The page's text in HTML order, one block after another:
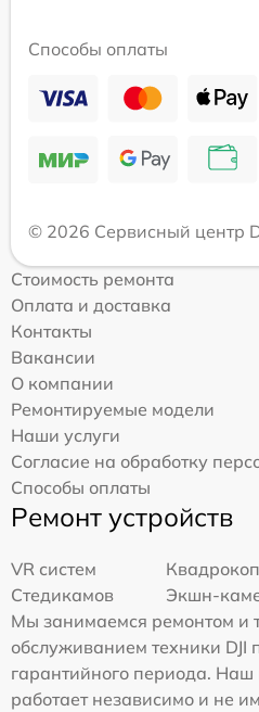
Способы оплаты
© 2026 Сервисный центр
Стоимость ремонта
Оплата и доставка
Контакты
Вакансии
О компании
Ремонтируемые модели
Наши услуги
Согласие на обработку
Способы оплаты
Ремонт устройств
VR систем
Стедикамов
Экшн-
Мы занимаемся ремонтом и
обслуживанием техники DJI
гарантийного периода. Наш
работает независимо и не